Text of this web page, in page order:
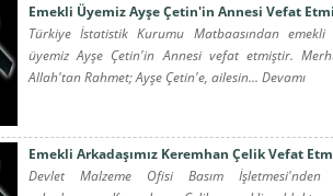
Emekli Üyemiz Ayşe Çetin'in Annesi Vefat
Türkiye İstatistik Kurumu Matbaasından emekli
üyemiz Ayşe Çetin'in Annesi vefat etmiştir.
Allah'tan Rahmet; Ayşe Çetin'e, ailesin... Devamı
Emekli Arkadaşımız Keremhan Çelik Vefat
Devlet Malzeme Ofisi Basım İşletmesi'nden